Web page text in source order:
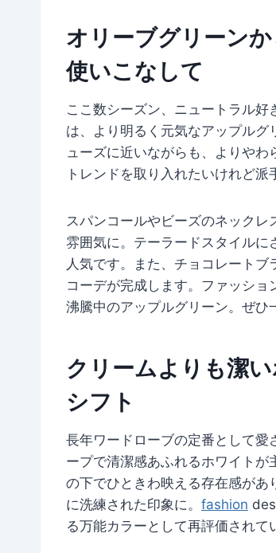
オリーブグリーン
使いこなして
ここ数シーズン、ニュートラル
は、より明るく元気なアップルグ
ューズに近いながらも、よりやわ
トレンドを取り入れたいけれど
スパンコールやビーズのネック
雰囲気に。テーラードスタイルに
人気です。また、チョコレート
コーデが完成します。ファッシ
沸騰中のアップルグリーン。ぜひ
クリームよりも潔
シフト
長年ワードローブの定番として
ープで清潔感あふれるホワイト
の下でひときわ映える存在感があ
に洗練された印象に。 fashion
る万能カラーとして再評価されて